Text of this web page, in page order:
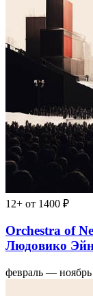
12+ от 1400 ₽
Orchestra of
Людовико
февраль — ноябрь